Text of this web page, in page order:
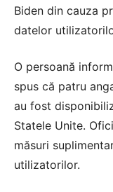
Biden din cauza
datelor
O persoană
spus că patru
au fost
Statele Unite.
măsuri
utilizatorilor.